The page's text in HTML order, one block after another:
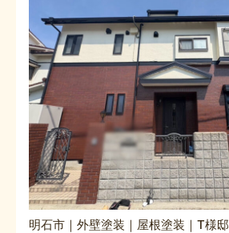
明石市｜外壁塗装｜屋根塗装｜T様邸